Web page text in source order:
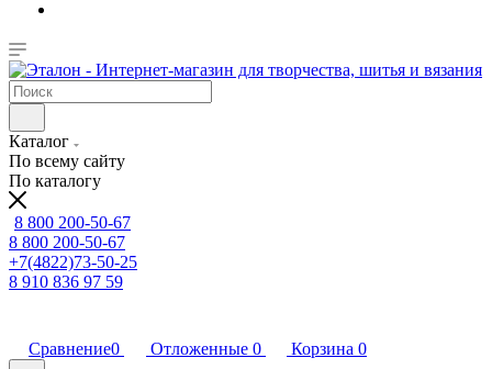
Каталог
По всему сайту
По каталогу
8 800 200-50-67
8 800 200-50-67
+7(4822)73-50-25
8 910 836 97 59
Сравнение0 Отложенные 0 Корзина 0